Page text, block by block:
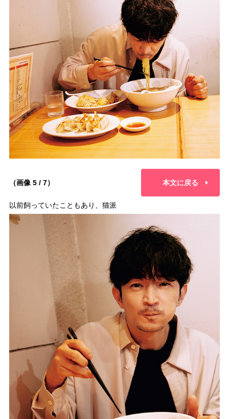
（画像 5 / 7） 本文に戻る
以前飼っていたこともあり、猫派